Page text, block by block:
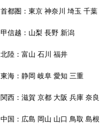
首都圏： 東京 神奈川 埼玉 千葉
甲信越： 山梨 長野 新潟
北陸： 富山 石川 福井
東海： 静岡 岐阜 愛知 三重
関西： 滋賀 京都 大阪 兵庫 奈良
中国： 広島 岡山 山口 鳥取 島根